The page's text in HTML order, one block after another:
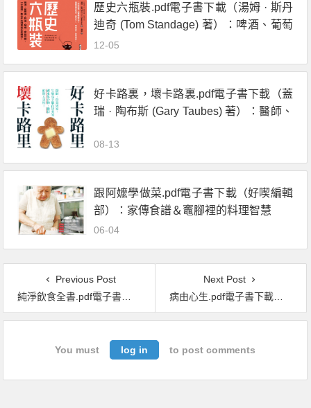
歷史六瓶裝.pdf電子書下載（湯姆 · 斯丹
迪奇 (Tom Standage) 著）：啤酒、葡萄
酒、烈酒、咖啡、茶和可樂，一字排
12-05
好卡路裏，壞卡路裏.pdf電子書下載（蓋
瑞 · 陶布斯 (Gary Taubes) 著）：醫師、
合物、脂肪的驚人真相！
08-13
跟阿嬤學做菜.pdf電子書下載（好喫編輯
部）：家傳食譜＆竈腳裡的料理智慧
06-04
Previous Post
純淨飲食全書.pdf電子書下載（伊恩 · 史密斯 (Ian K. Smith) 著）：20種食材 × 20天健康復原計畫，讓身體煥然一新
Next Post
病由心生.pdf電子書下載（卓文琦，墨迪 著）: 內心的傷痛，身體都知道
You must log in to post comments